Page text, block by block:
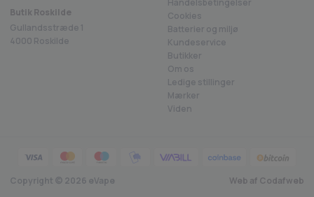
Butik Roskilde
Gullandsstræde 1
4000 Roskilde
Handelsbetingelser
Cookies
Batterier og miljø
Kundeservice
Butikker
Om os
Ledige stillinger
Mærker
Viden
Copyright © 2026 eVape Web af Codafweb
4.8 på Trustpilot